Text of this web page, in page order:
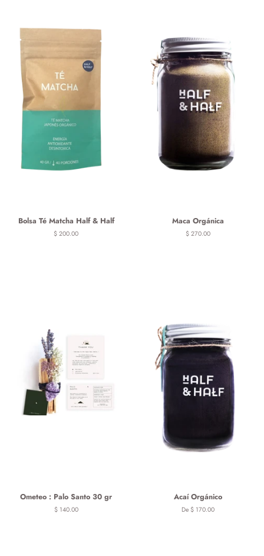
Bolsa Té Matcha Half & Half
Precio
$ 200.00
Maca Orgánica
Precio
$ 270.00
Ometeo : Palo Santo 30 gr
Precio
$ 140.00
Acaí Orgánico
De $ 170.00